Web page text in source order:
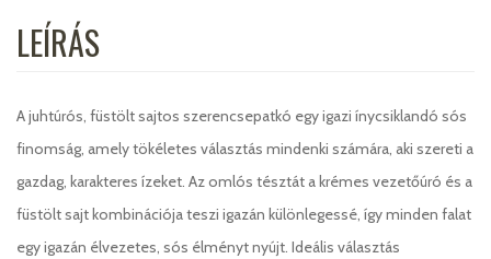
LEÍRÁS
A juhtúrós, füstölt sajtos szerencsepatkó egy igazi ínycsiklandó sós
finomság, amely tökéletes választás mindenki számára, aki szereti a
gazdag, karakteres ízeket. Az omlós tésztát a krémes vezetőúró és a
füstölt sajt kombinációja teszi igazán különlegessé, így minden falat
egy igazán élvezetes, sós élményt nyújt. Ideális választás